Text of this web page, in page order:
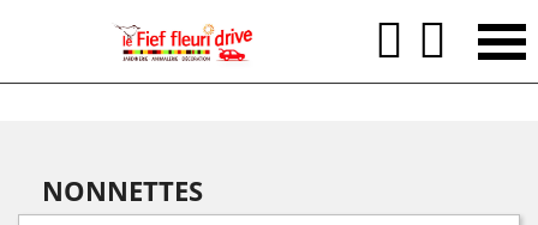
NONNETTES
 